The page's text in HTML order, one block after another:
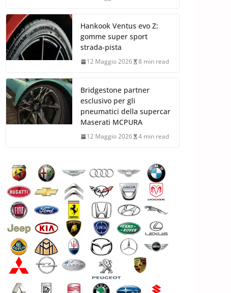
Hankook Ventus evo Z:
gomme super sport
strada-pista
12 Maggio 2026 8 min read
Bridgestone partner
esclusivo per gli
pneumatici della supercar
Maserati MCPURA
12 Maggio 2026 4 min read